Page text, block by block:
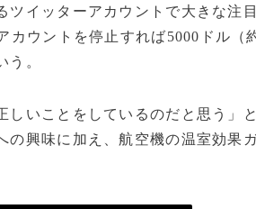
イッターアカウントで大きな注
カウントを停止すれば5000ドル（
う。
しいことをしているのだと思う」
興味に加え、航空機の温室効果